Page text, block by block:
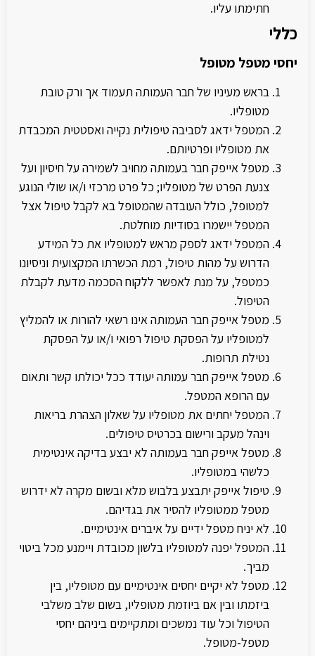
חתימתו עליו.
כללי
יחסי מטפל מטופל
בראש מעיניו של חבר העמותה תעמוד אך ורק טובת
מטופליו.
המטפל ידאג לסביבה טיפולית נקייה ואסטטית המכבדת
את מטופליו ופרטיותם.
מטפל אייפק חבר בעמותה מחויב לשמירה על חיסיון ועל
צנעת הפרט של מטופליו; כל פרט מרכזי ו/או שולי הנוגע
למטופל, כולל העובדה שהמטופל בא לקבל טיפול אצל
המטפל יישמרו בסודיות מוחלטת.
המטפל ידאג לספק מראש למטופליו את כל המידע
הדרוש על מהות טיפול, רמת הכשרתו המקצועית וניסיונו
כמטפל, על מנת לאפשר ללקוח הסכמה מדעת לקבלת
הטיפול.
מטפל אייפק חבר העמותה אינו רשאי להורות או להמליץ
למטופליו על הפסקת טיפול רפואי ו/או על הפסקת
נטילת תרופות.
מטפל אייפק חבר עמותה יעודד ככל יכולתו קשר ותאום
עם הרופא המטפל.
המטפל יחתים את מטופליו על שאלון הצהרת בריאות
וינהל מעקב ורישום בכרטיס טיפולים.
מטפל אייפק חבר בעמותה לא יבצע בדיקה אינטימית
כלשהי במטופליו.
טיפול אייפק יתבצע בלבוש מלא ובשום מקרה לא ידרוש
מטפל ממטופליו להסיר את בגדיהם.
לא יניח מטפל ידיים על איברים אינטימיים.
המטפל יפנה למטופליו בלשון מכובדת ויימנע מכל ביטוי
מביך.
מטפל לא יקיים יחסים אינטימיים עם מטופליו, בין
ביזמתו ובין אם ביוזמת מטופליו, בשום שלב משלבי
הטיפול וכל עוד נמשכים ומתקיימים ביניהם יחסי
מטפל-מטופל.